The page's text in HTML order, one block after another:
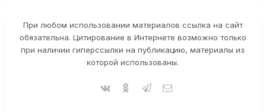
При любом использовании материалов ссылка на сайт
обязательна. Цитирование в Интернете возможно только
при наличии гиперссылки на публикацию, материалы из
которой использованы.